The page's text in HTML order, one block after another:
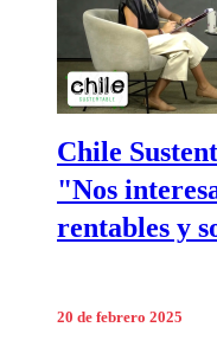
Chile
"Nos
rentables y
20 de febrero 2025